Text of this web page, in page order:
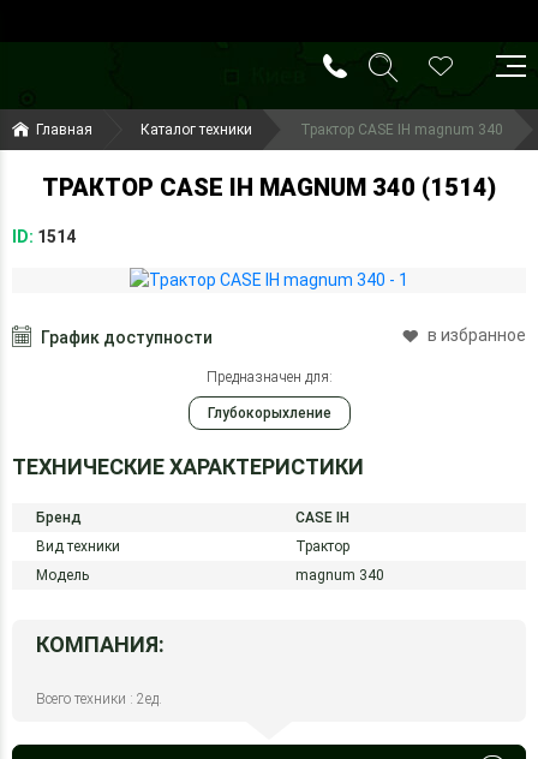
(099) 644-79-22
(050) 416-93-27
Главная Каталог техники Трактор CASE IH magnum 340
ТРАКТОР CASE IH MAGNUM 340 (1514)
ID: 1514
График доступности в избранное
Предназначен для:
Глубокорыхление
ТЕХНИЧЕСКИЕ ХАРАКТЕРИСТИКИ
Бренд
CASE IH
Вид техники
Трактор
Модель
magnum 340
КОМПАНИЯ:
Всего техники : 2ед.